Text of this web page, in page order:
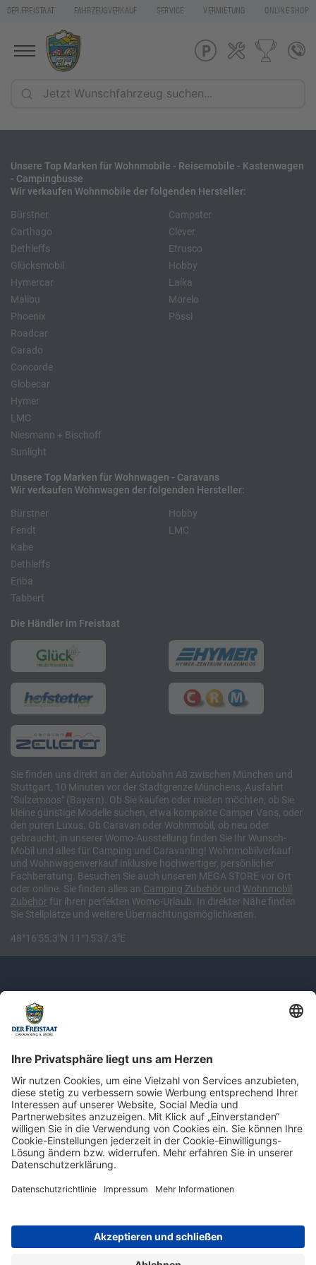
DER FREISTAAT FAHRZEUGVERKAUF SERVICE VERMIETUNG ONLINE SHOP
Unsere Top Marken für Wohnmobile - Reisemobile - Kastenwagen
- Campingbusse
Wir verkaufen Wohnmobile der folgenden Hersteller:
Bürstner
Carthago
Dethleffs
Glücksmobil
Hymercar
Malibu
Phoenix
Roadcar
Campster
Clever
Etrusco
Hobby
Laika
Morelo
Pössl
Carado
Concorde
Globecar
Hymer
LMC
Niesmann + Bischoff
Sunlight
Unsere Top Marken für Wohnwagen - Caravans
Wir verkaufen Wohnwagen der folgenden Hersteller:
Bürstner
Fendt
Kabe
Hobby
LMC
Dethleffs
Eriba
Tabbert
Die Händler im Freistaat
Sie finden uns direkt an der Autobahn A8 zwischen München und
Stuttgart, 10 Minuten vor der Stadtgrenze Münchens, Ausfahrt
"Sulzemoos" (Bayern). Ob Sie kaufen oder mieten möchten, ob Sie
kleine günstige Modelle suchen, etwa kompakte Camper Vans, oder
den puren Luxus. Ob Caravan oder Wohnmobil, ob neu oder
gebraucht, in unserer Womo-Ausstellung finden Sie Ihr Wunsch-
Mobil und alles für Camping und Caravaning! Wohnmobilverkauf
und Wohnwagenverkauf inklusive hochwertiger, persönlicher
Fachberatung. Besuchen Sie auch unseren MEGA STORE vor Ort
oder online. Sie finden alles an Camping Zubehör und Wohnmobil
Zubehör für ihren perfekten Womo-Urlaub. In direkter Nähe finden
Sie Stellplätze und weitere Übernachtungsmöglichkeiten.
48°16'55.3"N 11°15'37.3"E
Newsletter: Jetzt auf
shop.derfreistaat.de anmelden und
einen 5€ Gutschein für unseren Online-
Shop erhalten!*
Impressum Datenschutz Barrierefreiheit